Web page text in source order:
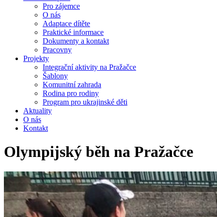
Pro zájemce
O nás
Adaptace dítěte
Praktické informace
Dokumenty a kontakt
Pracovny
Projekty
Integrační aktivity na Pražačce
Šablony
Komunitní zahrada
Rodina pro rodiny
Program pro ukrajinské děti
Aktuality
O nás
Kontakt
Olympijský běh na Pražačce